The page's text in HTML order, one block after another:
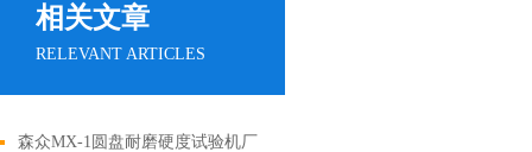
相关文章
RELEVANT ARTICLES
森众MX-1圆盘耐磨硬度试验机厂